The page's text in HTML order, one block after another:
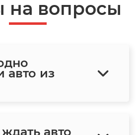
на вопросы
авто из
авто